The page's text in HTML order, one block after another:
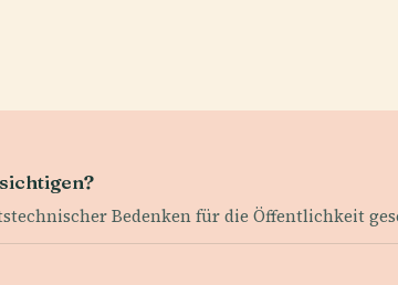
Bedenken für die Öffentlichkeit